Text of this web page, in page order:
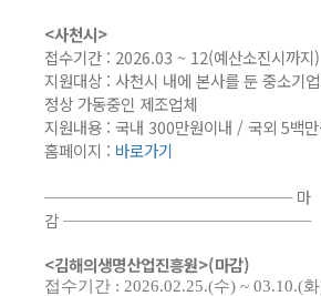
<사천시>
접수기간 : 2026.03 ~ 12(예산소진시까지)
지원대상 : 사천시 내에 본사를 둔 중소기
정상 가동중인 제조업체
지원내용 : 국내 300만원이내 / 국외 5백
홈페이지 : 바로가기
────────────────마
감────────────────
<김해의생명산업진흥원>(마감)
접수기간 : 2026.02.25.(수) ~ 03.10.(